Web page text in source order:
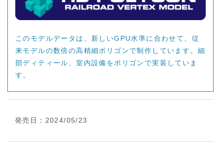
このモデルデータは、新しいGPU水準に合わせて、従
来モデルの数倍の高精細ポリゴンで制作しています。細
部ディティール、室内設備をポリゴンで実装していま
す。
発売日：2024/05/23